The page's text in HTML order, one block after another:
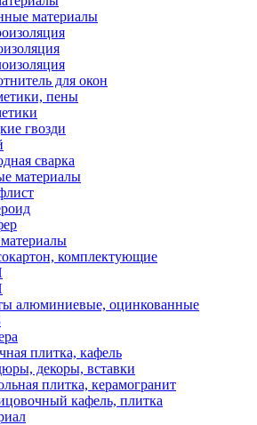
материалы
для окон
пены
гвозди
сварка
материалы
комплектующие
алюминиевые, оцинкованные
плитка, кафель
декоры, вставки
плитка, керамогранит
кафель, плитка